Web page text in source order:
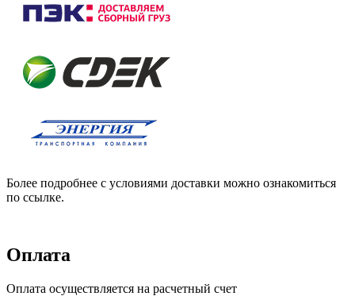
Более подробнее с условиями доставки можно ознакомиться
по ссылке.
Оплата
Оплата осуществляется на расчетный счет